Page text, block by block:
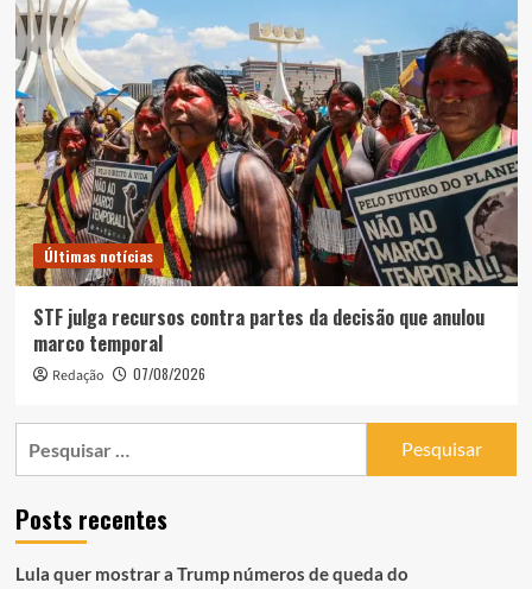
Últimas notícias
STF julga recursos contra partes da decisão que anulou
marco temporal
Redação 07/08/2026
Posts recentes
Lula quer mostrar a Trump números de queda do